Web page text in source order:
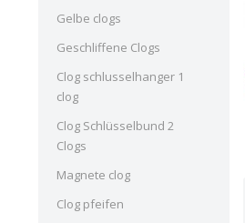
Gelbe clogs
Geschliffene Clogs
Clog schlusselhanger 1
clog
Clog Schlüsselbund 2
Clogs
Magnete clog
Clog pfeifen